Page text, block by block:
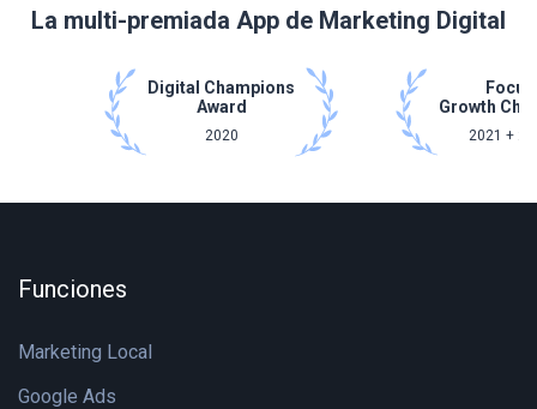
La multi-premiada App de Marketing Digital
Digital Champions
Award
2020
Focus
Growth
2021 +
Funciones
Marketing Local
Google Ads